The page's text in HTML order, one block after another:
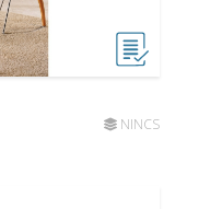
NINCS